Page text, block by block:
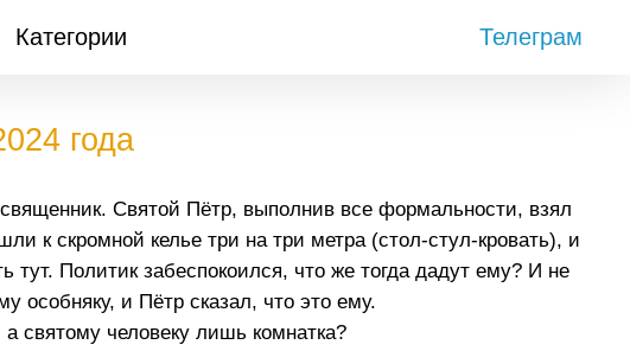
Категории Телеграм
года
Святой Пётр, выполнив все формальности, взял
к скромной келье три на три метра (стол-стул-кровать), и
тут. Политик забеспокоился, что же тогда дадут ему? И не
особняку, и Пётр сказал, что это ему.
святому человеку лишь комнатка?